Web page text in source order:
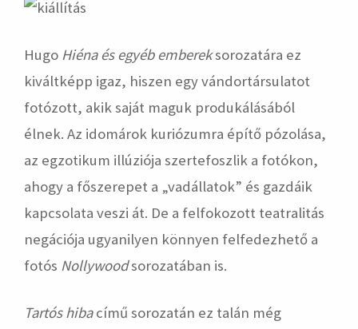
Hugo Hiéna és egyéb embereksorozatára ez
kiváltképp igaz, hiszen egy vándortársulatot
fotózott, akik saját maguk produkálásából
élnek. Az idomárok kuriózumra építő pózolása,
az egzotikum illúziója szertefoszlik a fotókon,
ahogy a főszerepet a „vadállatok” és gazdáik
kapcsolata veszi át. De a felfokozott teatralitás
negációja ugyanilyen könnyen felfedezhető a
fotós Nollywoodsorozatában is.
Tartós hibacímű sorozatán ez talán még